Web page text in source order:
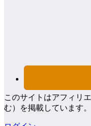
このサイトはアフィリ
む）を掲載しています。